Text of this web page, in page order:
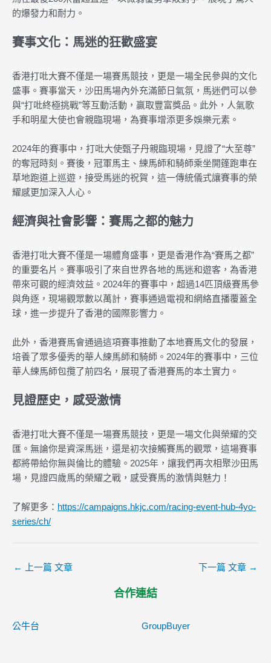
的爆發力和耐力。
賽事文化：馬迷的狂歡盛宴
香港打吡大賽不僅是一場賽馬競技，更是一場全民參與的文化
盛事。賽事當天，沙田馬場內外充滿節日氣氛，馬迷們可以參
與“打吡終極挑戰”等互動活動，贏取豐富獎品。此外，人氣歌
手和明星大使也會親臨現場，為賽事增添更多娛樂元素。
2024年的賽事中，打吡大使甄子丹親臨現場，見證了“大至尊”
的奪冠時刻。賽後，冠軍馬主、練馬師和騎師乘坐開篷跑車在
草地跑道上巡遊，接受馬迷的祝賀，這一傳統儀式讓賽事的榮
耀感更加深入人心。
經濟與社會影響：賽馬之都的魅力
香港打吡大賽不僅是一場體育盛事，更是香港作為“賽馬之都”
的重要名片。賽事吸引了來自世界各地的馬迷和遊客，為香港
帶來可觀的經濟效益。2024年的賽事中，超過14匹頂級賽馬參
與角逐，現場觀眾數以萬計，賽事通過電視和網絡直播覆蓋全
球，進一步提升了香港的國際影響力。
此外，香港賽馬會通過這項賽事推動了本地賽馬文化的發展，
培養了眾多優秀的華人練馬師和騎師。2024年的賽事中，三位
華人練馬師包攬了前四名，展現了香港賽馬的本土實力。
見證歷史，感受激情
香港打吡大賽不僅是一場賽馬競技，更是一場文化與榮耀的交
匯。無論你是資深馬迷，還是初次接觸賽馬的觀眾，這場賽事
都將帶給你無與倫比的體驗。2025年，讓我們再次相聚沙田馬
場，見證四歲馬的榮耀之戰，感受賽馬的激情與魅力！
了解更多： https://campaigns.hkjc.com/racing-event-hub-4yo-
series/ch/
← 上一篇 文章 下一篇 文章 →
合作連結
公牛台 GroupBuyer